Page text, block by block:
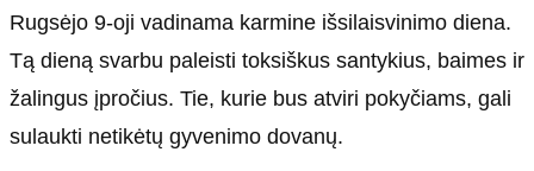
Rugsėjo 9-oji vadinama karmine išsilaisvinimo diena.
Tą dieną svarbu paleisti toksiškus santykius, baimes ir
žalingus įpročius. Tie, kurie bus atviri pokyčiams, gali
sulaukti netikėtų gyvenimo dovanų.